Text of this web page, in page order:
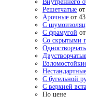
Внутреннего
Решетчатые
Арочные от
С
С фрамугой
Со скрытыми
Двустворчатые
Нестандартные
С бугельной
С верхней
По цене